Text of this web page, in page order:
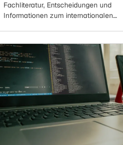
Fachliteratur, Entscheidungen und
Informationen zum internationalen